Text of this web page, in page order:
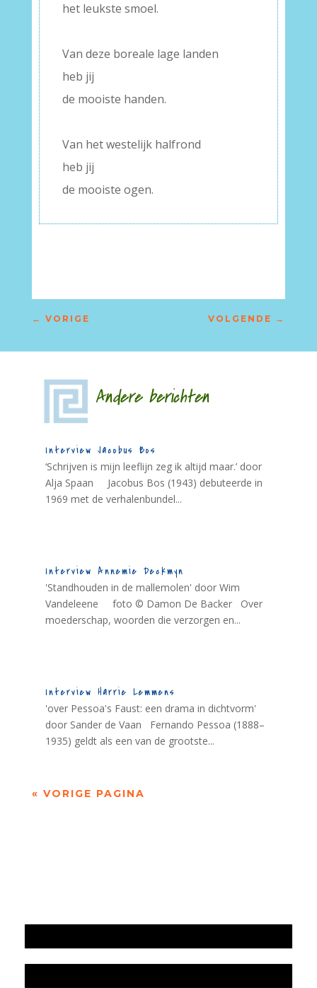
het leukste smoel.
Van deze boreale lage landen
heb jij
de mooiste handen.
Van het westelijk halfrond
heb jij
de mooiste ogen.
← VORIGE VOLGENDE →
Andere berichten
Interview Jacobus Bos
‘Schrijven is mijn leeflijn zeg ik altijd maar.’ door
Alja Spaan Jacobus Bos (1943) debuteerde in
1969 met de verhalenbundel...
Interview Annemie Deckmyn
'Standhouden in de mallemolen' door Wim
Vandeleene foto © Damon De Backer Over
moederschap, woorden die verzorgen en...
Interview Harrie Lemmens
'over Pessoa's Faust: een drama in dichtvorm'
door Sander de Vaan Fernando Pessoa (1888–
1935) geldt als een van de grootste...
« VORIGE PAGINA